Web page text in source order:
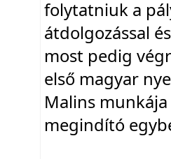
folytatniuk a
átdolgozással
most pedig
első magyar
Malins
megindító